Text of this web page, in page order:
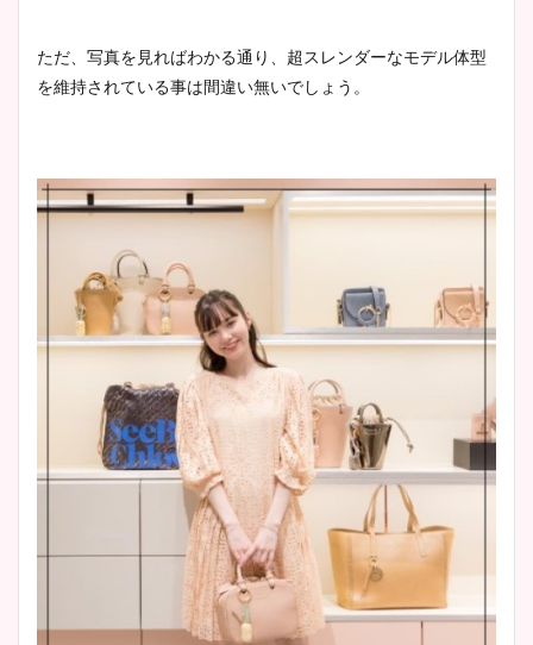
ただ、写真を見ればわかる通り、 超スレンダーなモデル体型
を維持されている事は間違い無いでしょう。